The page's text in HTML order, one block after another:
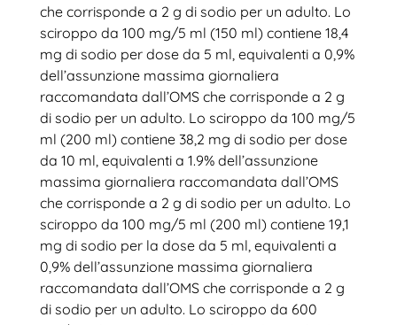
che corrisponde a 2 g di sodio per un adulto. Lo
sciroppo da 100 mg/5 ml (150 ml) contiene 18,4
mg di sodio per dose da 5 ml, equivalenti a 0,9%
dell’assunzione massima giornaliera
raccomandata dall’OMS che corrisponde a 2 g
di sodio per un adulto. Lo sciroppo da 100 mg/5
ml (200 ml) contiene 38,2 mg di sodio per dose
da 10 ml, equivalenti a 1.9% dell’assunzione
massima giornaliera raccomandata dall’OMS
che corrisponde a 2 g di sodio per un adulto. Lo
sciroppo da 100 mg/5 ml (200 ml) contiene 19,1
mg di sodio per la dose da 5 ml, equivalenti a
0,9% dell’assunzione massima giornaliera
raccomandata dall’OMS che corrisponde a 2 g
di sodio per un adulto. Lo sciroppo da 600